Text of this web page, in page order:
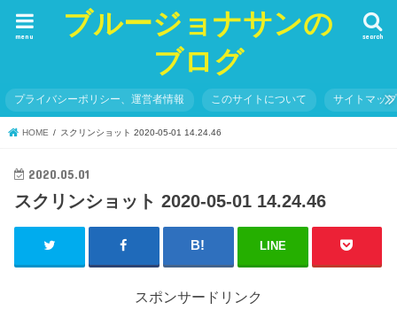
ブルージョナサンの
ブログ
search
menu
プライバシーポリシー、運営者情報 このサイトについて サイトマップ
HOME スクリンショット 2020-05-01 14.24.46
2020.05.01
スクリンショット 2020-05-01 14.24.46
LINE
スポンサードリンク